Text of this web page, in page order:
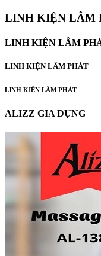
LINH KIỆN LÂM
LINH KIỆN LÂM
LINH KIỆN LÂM PHÁT
LINH KIỆN LÂM PHÁT
ALIZZ GIA DỤNG